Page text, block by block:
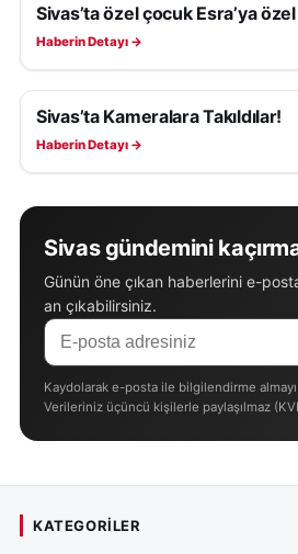
YAŞAM
Sivas’ta özel çocuk Esra’ya
Haberin Detayı →
YAŞAM
Sivas’ta Kameralara Takıldılar!
Haberin Detayı →
Sivas gündemini
Günün öne çıkan haberlerini e-
an çıkabilirsiniz.
Kaydolarak e-posta ile bilgilendirme
Verileriniz üçüncü kişilerle paylaşılmaz
KATEGORILER